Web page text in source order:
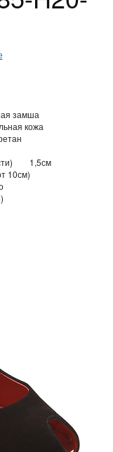
замша
кожа
1,5см
10см)